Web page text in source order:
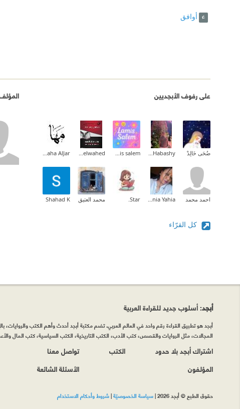
أوافق
على رفوف الأبجديين
ضُحَى خَالِدْ Mohamed Habashy
lamis salem
Mohamed Abdelwahed
Maha AlJar
احمد محمد Donia Yahia
Star. محمد العتيق Shahad K
كل القرّاء
أبجد: أسلوب جديد للقراءة العربية
أبجد هو تطبيق القراءة رقم واحد في العالم العربي. تضم مكتبة أبجد أحدث وأهم الكتب والروايات،
المجالات، مثل الروايات والقصص، كتب الأدب، الكتب التاريخية، الكتب السياسية، كتب المال
اشتراك أبجد بلا حدود
المؤلفون
الكتب
تواصل معنا
الأسئلة الشائعة
حقوق الطبع © أبجد 2026 |سياسة الخصوصيّة|شروط وأحكام الاستخدام